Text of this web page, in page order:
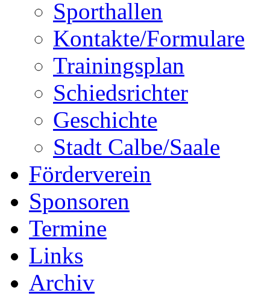
Sporthallen
Kontakte/Formulare
Trainingsplan
Schiedsrichter
Geschichte
Stadt Calbe/Saale
Förderverein
Sponsoren
Termine
Links
Archiv